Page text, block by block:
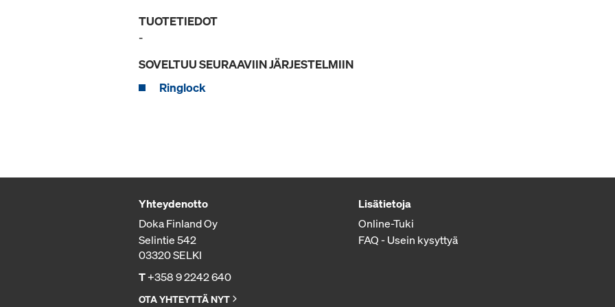
TUOTETIEDOT
-
SOVELTUU SEURAAVIIN JÄRJESTELMIIN
Ringlock
Yhteydenotto
Doka Finland Oy
Selintie 542
03320 SELKI
T+358 9 2242 640
OTA YHTEYTTÄ NYT
Lisätietoja
Online-Tuki
FAQ - Usein kysyttyä